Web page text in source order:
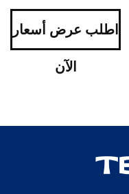
اطلب عرض أسعار
الآن